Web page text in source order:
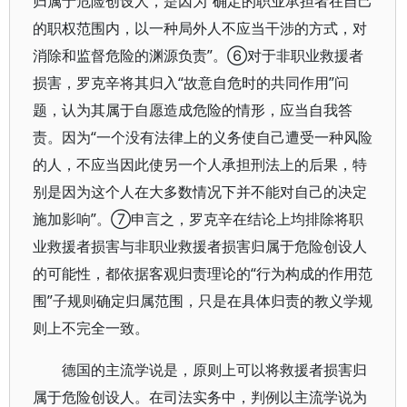
的职权范围内，以一种局外人不应当干涉的方式，对
消除和监督危险的渊源负责”。⑥对于非职业救援者
损害，罗克辛将其归入“故意自危时的共同作用”问
题，认为其属于自愿造成危险的情形，应当自我答
责。因为“一个没有法律上的义务使自己遭受一种风险
的人，不应当因此使另一个人承担刑法上的后果，特
别是因为这个人在大多数情况下并不能对自己的决定
施加影响”。⑦申言之，罗克辛在结论上均排除将职
业救援者损害与非职业救援者损害归属于危险创设人
的可能性，都依据客观归责理论的“行为构成的作用范
围”子规则确定归属范围，只是在具体归责的教义学规
则上不完全一致。
德国的主流学说是，原则上可以将救援者损害归
属于危险创设人。在司法实务中，判例以主流学说为